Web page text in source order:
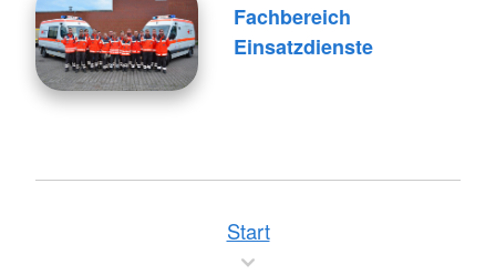
Fachbereich
Einsatzdienste
Start